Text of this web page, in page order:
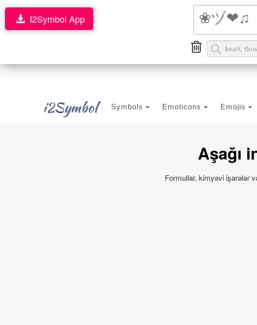
i2Symbol Symbols Emoticons Emojis
I2Symbol App
Aşağı
Formullar, kimyəvi işarələr